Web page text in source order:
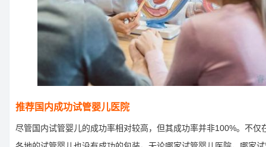
推荐国内成功试管婴儿医院
尽管国内试管婴儿的成功率相对较高，但其成功率并非100%。不仅